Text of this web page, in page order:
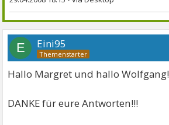
E Eini95
Hallo Margret und hallo Wolfgang!
DANKE für eure Antworten!!!